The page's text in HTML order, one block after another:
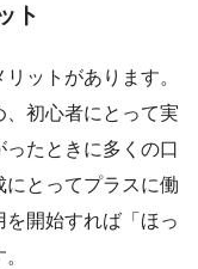
ト
ットがあります。
、初心者にとって実
たときに多くの口
とってプラスに働
を開始すれば「ほっ